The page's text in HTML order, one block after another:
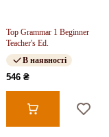
Top Grammar 1 Beginner
Teacher's Ed.
В наявності
546 ₴